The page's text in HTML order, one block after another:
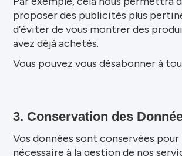
proposer des publicités plus
d’éviter de vous montrer des
avez déjà achetés.
Vous pouvez vous désabonner à
3. Conservation des
Vos données sont conservées pour
nécessaire à la gestion de nos